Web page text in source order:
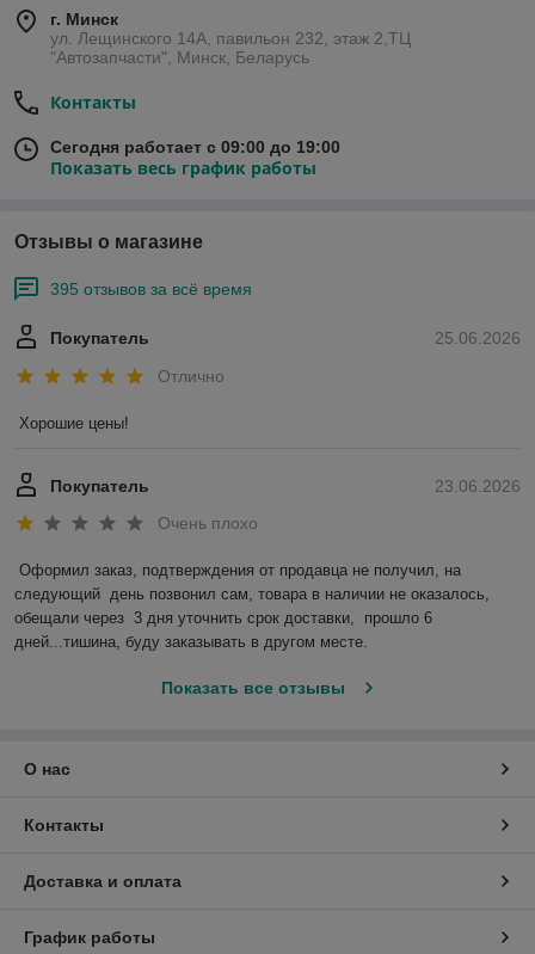
г. Минск
ул. Лещинского 14А, павильон 232, этаж 2,ТЦ
"Автозапчасти", Минск, Беларусь
Контакты
Сегодня работает с 09:00 до 19:00
Показать весь график работы
Отзывы о магазине
395 отзывов за всё время
25.06.2026
Покупатель
Отлично
Хорошие цены!
23.06.2026
Покупатель
Очень плохо
Оформил заказ, подтверждения от продавца не получил, на
следующий  день позвонил сам, товара в наличии не оказалось,
обещали через  3 дня уточнить срок доставки,  прошло 6
дней...тишина, буду заказывать в другом месте.
Показать все отзывы
О нас
Контакты
Доставка и оплата
График работы